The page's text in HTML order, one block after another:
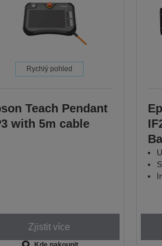
Rychlý pohled
Teach Pendant
with 5m cable
Zjistit více